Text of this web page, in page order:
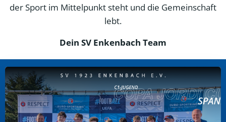
der Sport im Mittelpunkt steht und die Gemeinschaft
lebt.
Dein SV Enkenbach Team